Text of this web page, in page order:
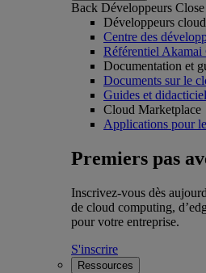
Back Développeurs Close
Développeurs cloud
Centre des
Référentiel
Documentation et
Documents sur le
Guides et
Cloud Marketplace
Applications pour
Premiers pas
Inscrivez-vous dès
de cloud computing,
pour votre entreprise.
S'inscrire
Ressources